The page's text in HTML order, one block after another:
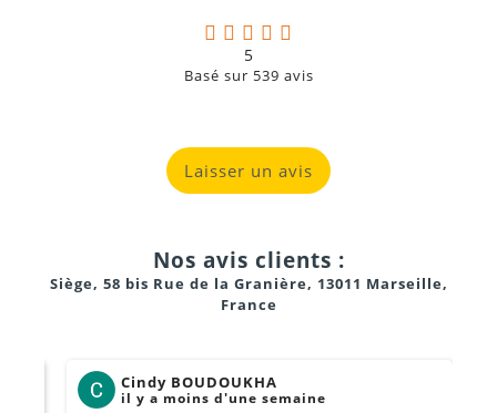
5
Basé sur 539 avis
Laisser un avis
Nos avis clients :
Siège, 58 bis Rue de la Granière, 13011 Marseille,
France
Cindy BOUDOUKHA
il y a moins d'une semaine